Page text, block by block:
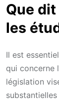
Que
les
Il est
qui concerne
législation